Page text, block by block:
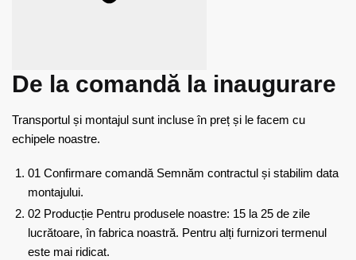
De la comandă la inaugurare
Transportul și montajul sunt incluse în preț și le facem cu
echipele noastre.
01 Confirmare comandă Semnăm contractul și stabilim data
montajului.
02 Producție Pentru produsele noastre: 15 la 25 de zile
lucrătoare, în fabrica noastră. Pentru alți furnizori termenul
este mai ridicat.